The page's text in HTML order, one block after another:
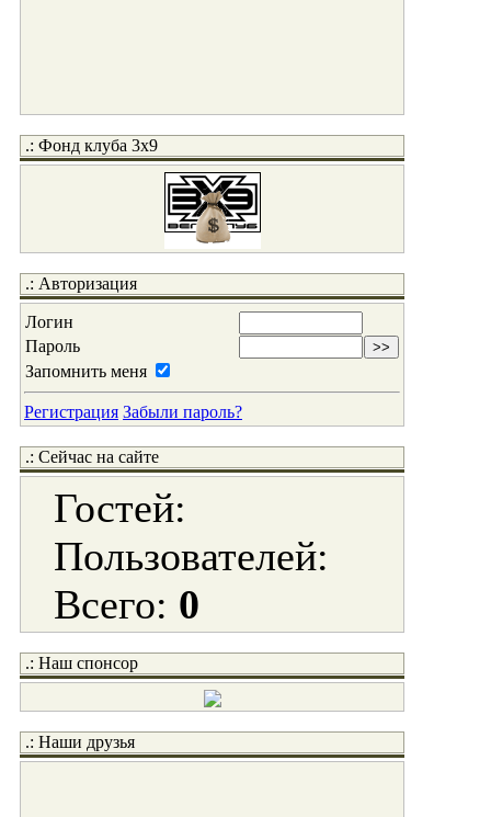
.: Фонд клуба 3x9
.: Авторизация
Логин
Пароль
Запомнить меня
Регистрация Забыли пароль?
.: Сейчас на сайте
Гостей:
Пользователей:
Всего: 0
.: Наш спонсор
.: Наши друзья